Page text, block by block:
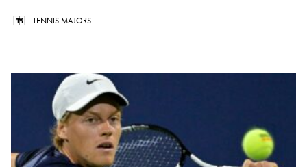
TENNIS MAJORS